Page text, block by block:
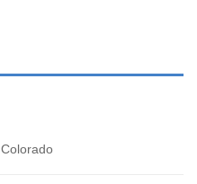
Colorado